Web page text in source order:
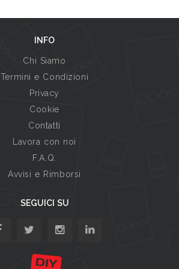
INFO
Chi Siamo
Termini e Condizioni
Privacy
Cookie
Contatti
Lavora con noi
F.A.Q.
Avvisi e Rimborsi
SEGUICI SU